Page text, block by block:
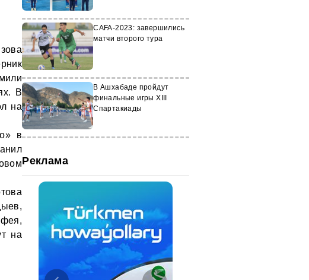
В
на
в
на
CAFA-2023: завершились
матчи второго тура
В Ашхабаде пройдут
финальные игры XIII
Спартакиады
Реклама